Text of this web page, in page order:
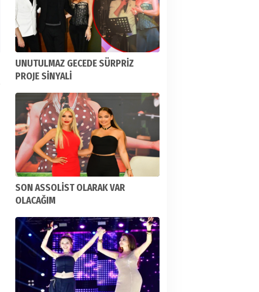
UNUTULMAZ GECEDE SÜRPRİZ
PROJE SİNYALİ
SON ASSOLİST OLARAK VAR
OLACAĞIM